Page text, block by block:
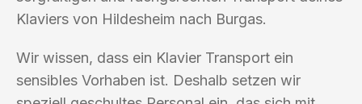
Klaviers von Hildesheim nach Burgas.
Wir wissen, dass ein Klavier Transport ein
sensibles Vorhaben ist. Deshalb setzen wir